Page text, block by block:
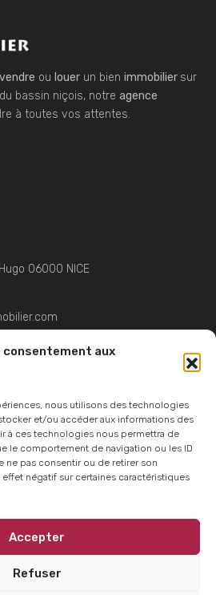
consentement aux
nous utilisons des technologies
et/ou accéder aux informations des
à ces technologies nous permettra de
le comportement de navigation ou les ID
ne pas consentir ou de retirer son
négatif sur certaines caractéristiques
Accepter
Refuser
vendre ou louer un bien immobilier sur
bassin niçois, notre agence
à toutes vos attentes.
06000 NICE
- Design by